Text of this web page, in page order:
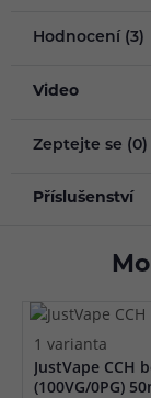
Hodnocení (3)
Video
Zeptejte se (0)
Příslušenství
1 varianta
JustVape CCH
(100VG/0PG)